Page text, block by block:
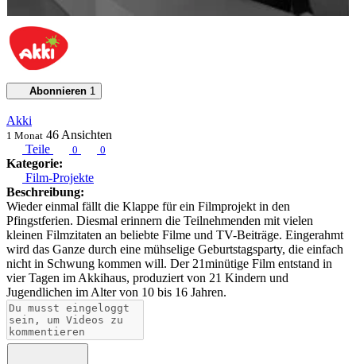
Abonnieren 1
Akki
1 Monat 46 Ansichten
Teile
0 0
Kategorie:
Film-Projekte
Beschreibung:
Wieder einmal fällt die Klappe für ein Filmprojekt in den
Pfingstferien. Diesmal erinnern die Teilnehmenden mit vielen
kleinen Filmzitaten an beliebte Filme und TV-Beiträge. Eingerahmt
wird das Ganze durch eine mühselige Geburtstagsparty, die einfach
nicht in Schwung kommen will. Der 21minütige Film entstand in
vier Tagen im Akkihaus, produziert von 21 Kindern und
Jugendlichen im Alter von 10 bis 16 Jahren.